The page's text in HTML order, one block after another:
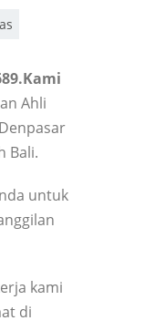
Ahli
Bali.
untuk
kami
di